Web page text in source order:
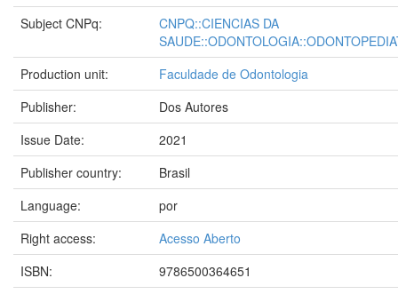
Subject CNPq:
CNPQ::CIENCIAS DA
Production unit:
Faculdade de Odontologia
Publisher:
Dos Autores
Issue Date:
2021
Publisher country:
Brasil
Language:
por
Right access:
Acesso Aberto
ISBN:
9786500364651